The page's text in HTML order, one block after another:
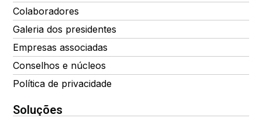
Colaboradores
Galeria dos presidentes
Empresas associadas
Conselhos e núcleos
Política de privacidade
Soluções